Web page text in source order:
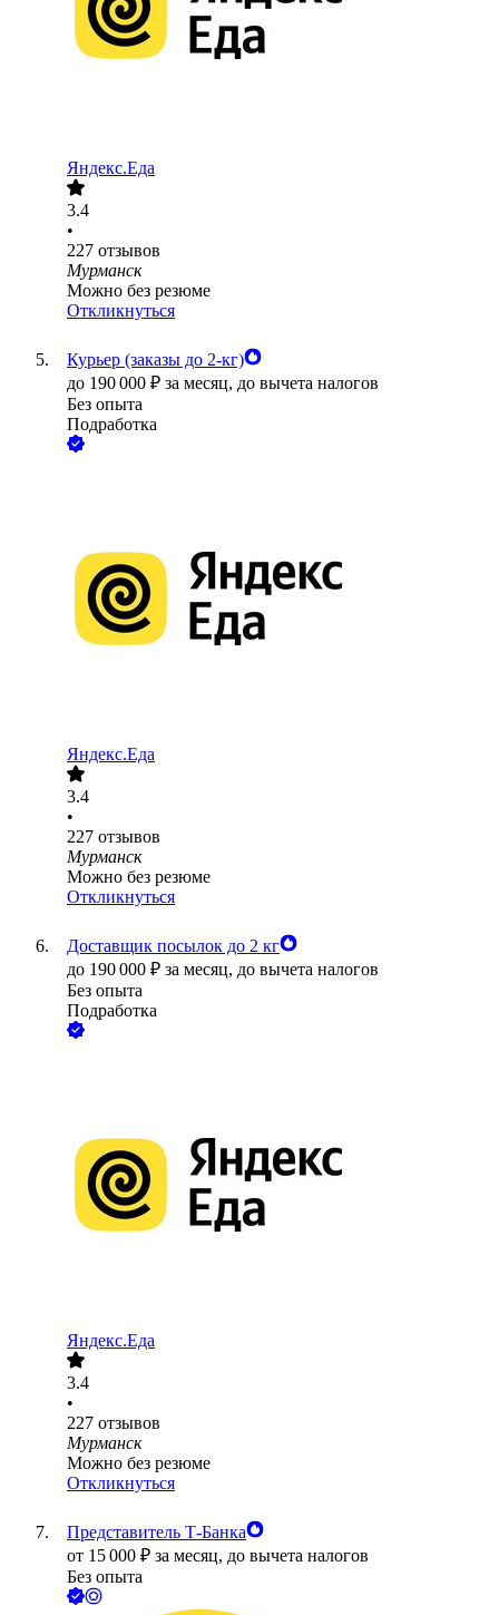
Яндекс.Еда
3.4
•
227 отзывов
Мурманск
Можно без резюме
Откликнуться
Курьер (заказы до 2-кг)
до 190 000 ₽ за месяц, до вычета налогов
Без опыта
Подработка
Яндекс.Еда
3.4
•
227 отзывов
Мурманск
Можно без резюме
Откликнуться
Доставщик посылок до 2 кг
до 190 000 ₽ за месяц, до вычета налогов
Без опыта
Подработка
Яндекс.Еда
3.4
•
227 отзывов
Мурманск
Можно без резюме
Откликнуться
Представитель Т-Банка
от 15 000 ₽ за месяц, до вычета налогов
Без опыта